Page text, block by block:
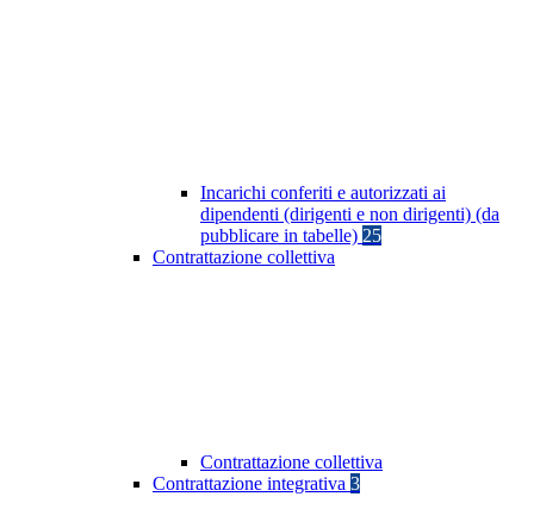
Incarichi conferiti e autorizzati ai
dipendenti (dirigenti e non dirigenti) (da
pubblicare in tabelle) 25
Contrattazione collettiva
Contrattazione collettiva
Contrattazione integrativa 3